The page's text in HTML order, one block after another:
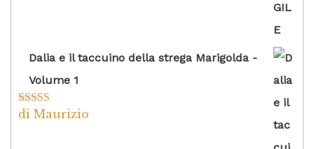
Dalia e il taccuino della strega Marigolda -
Volume 1
Valutato4
di Maurizio